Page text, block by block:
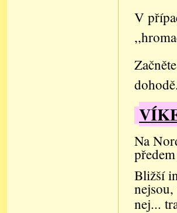
V
dohodě.
Na
předem
Bližší
nej...